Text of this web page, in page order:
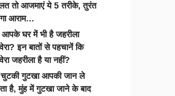
तो आजमाएं ये 5 तरीके, तुरंत
आराम…
आपके घर में भी है जहरीला
इन बातों से पहचानें कि
जहरीला है या नहीं?
गुटखा आपकी जान ले
है, मुंह में गुटखा जाने के बाद